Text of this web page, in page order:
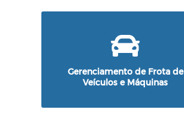
Gerenciamento de Frota de
Veículos e Máquinas